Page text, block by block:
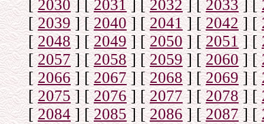
[2030] [2031] [2032] [2033] [
[2039] [2040] [2041 ] [2042] [
[2048] [2049] [2050] [2051] [
[2057] [2058] [2059] [2060] [
[2066] [2067] [2068] [2069] [
[2075] [2076] [2077] [2078] [
[2084] [2085] [2086 ] [2087] [